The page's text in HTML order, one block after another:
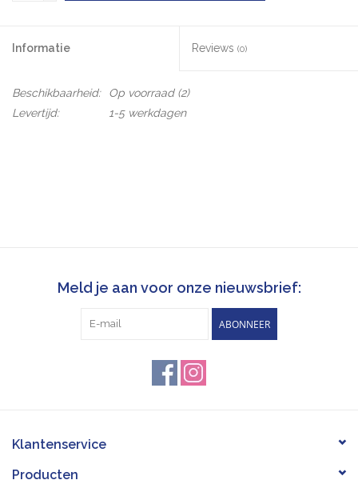
Informatie Reviews (0)
Beschikbaarheid: Op voorraad(2)
Levertijd:
1-5 werkdagen
Meld je aan voor onze nieuwsbrief:
ABONNEER
Klantenservice
Producten